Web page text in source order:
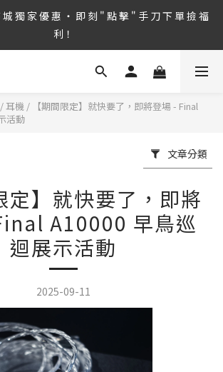
國 際 Hi-End 音 響 大 展 情 熱 開 演 ‧  音 悅
響 1127 號 房 期 待 與 您 相 見
城 獨 家 優 惠 ‧ 即 刻 " 點 擊 " 手 刀 下 單 撿 福
利！
城 每 月 限 時 特 價 ‧ 趕 緊 " 點 擊 " 查 閱 即 享
國 際 Hi-End 音 響 大 展 情 熱 開 演 ‧  音 悅
/耳機 /
【期間限定】就快要了，即將登場 - Final
活動
文章分類
定】就快要了，即將
A10000 早鳥巡
迴展示活動
2025-09-11